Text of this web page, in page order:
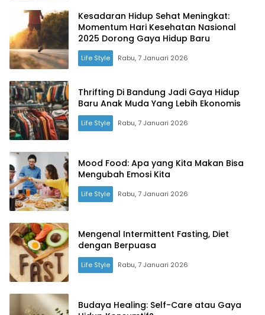
Kesadaran Hidup Sehat Meningkat:
Momentum Hari Kesehatan Nasional
2025 Dorong Gaya Hidup Baru
Life Style Rabu, 7 Januari 2026
Thrifting Di Bandung Jadi Gaya Hidup
Baru Anak Muda Yang Lebih Ekonomis
Life Style Rabu, 7 Januari 2026
Mood Food: Apa yang Kita Makan Bisa
Mengubah Emosi Kita
Life Style Rabu, 7 Januari 2026
Mengenal Intermittent Fasting, Diet
dengan Berpuasa
Life Style Rabu, 7 Januari 2026
Budaya Healing: Self-Care atau Gaya